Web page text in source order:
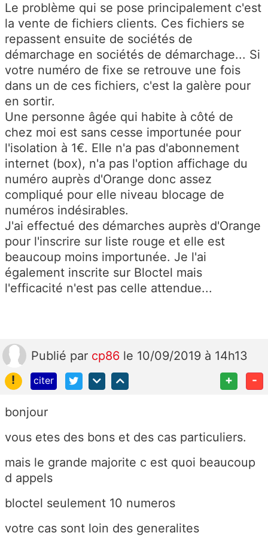
Le problème qui se pose principalement c'est
la vente de fichiers clients. Ces fichiers se
repassent ensuite de sociétés de
démarchage en sociétés de démarchage... Si
votre numéro de fixe se retrouve une fois
dans un de ces fichiers, c'est la galère pour
en sortir.
Une personne âgée qui habite à côté de
chez moi est sans cesse importunée pour
l'isolation à 1€. Elle n'a pas d'abonnement
internet (box), n'a pas l'option affichage du
numéro auprès d'Orange donc assez
compliqué pour elle niveau blocage de
numéros indésirables.
J'ai effectué des démarches auprès d'Orange
pour l'inscrire sur liste rouge et elle est
beaucoup moins importunée. Je l'ai
également inscrite sur Bloctel mais
l'efficacité n'est pas celle attendue...
Publié par cp86 le 10/09/2019 à 14h13
!
citer + -
bonjour
vous etes des bons et des cas particuliers.
mais le grande majorite c est quoi beaucoup
d appels
bloctel seulement 10 numeros
votre cas sont loin des generalites